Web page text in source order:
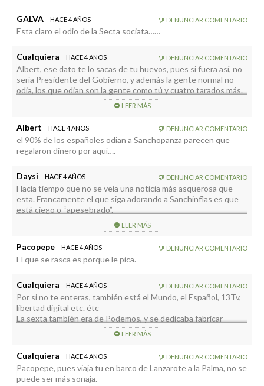
GALVA HACE 4 AÑOS DENUNCIAR COMENTARIO
Esta claro el odio de la Secta sociata……
Cualquiera HACE 4 AÑOS DENUNCIAR COMENTARIO
Albert, ese dato te lo sacas de tu huevos, pues si fuera así, no
sería Presidente del Gobierno, y además la gente normal no
odia, los que odian son la gente como tú y cuatro tarados más.
LEER MÁS
Albert HACE 4 AÑOS DENUNCIAR COMENTARIO
el 90% de los españoles odian a Sanchopanza parecen que
regalaron dinero por aquí….
Daysi HACE 4 AÑOS DENUNCIAR COMENTARIO
Hacía tiempo que no se veía una noticia más asquerosa que
esta. Francamente el que siga adorando a Sanchinflas es que
está ciego o “apesebrado”.
LEER MÁS
Pacopepe HACE 4 AÑOS DENUNCIAR COMENTARIO
El que se rasca es porque le pica.
Cualquiera HACE 4 AÑOS DENUNCIAR COMENTARIO
Por si no te enteras, también está el Mundo, el Español, 13Tv,
libertad digital etc. étc
La sexta también era de Podemos, y se dedicaba fabricar
noticias falsas contra Podemos.
Una cosa es ser facha y otra no saber en dónde vives.
LEER MÁS
Cualquiera HACE 4 AÑOS DENUNCIAR COMENTARIO
Pacopepe, pues viaja tu en barco de Lanzarote a la Palma, no se
puede ser más sonaja.